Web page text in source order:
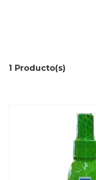
1 Producto(s)